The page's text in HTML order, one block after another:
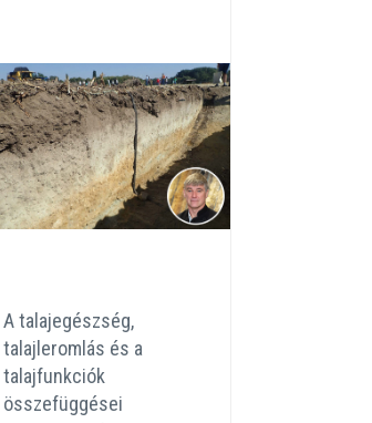
A talajegészség,
talajleromlás és a
talajfunkciók
összefüggései